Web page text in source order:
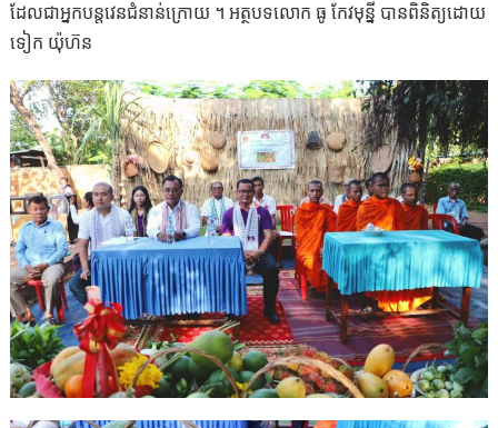
ដែលជាអ្នកបន្តវេនជំនាន់ក្រោយ ។ អត្ថបទលោក ធូ កែវមុន្នី បានពិនិត្យដោយ
ទៀក យ៉ុហ៊ន